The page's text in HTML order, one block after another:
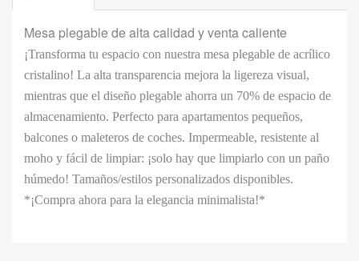
Mesa plegable de alta calidad y venta caliente
¡Transforma tu espacio con nuestra mesa plegable de acrílico
cristalino! La alta transparencia mejora la ligereza visual,
mientras que el diseño plegable ahorra un 70% de espacio de
almacenamiento. Perfecto para apartamentos pequeños,
balcones o maleteros de coches. Impermeable, resistente al
moho y fácil de limpiar: ¡solo hay que limpiarlo con un paño
húmedo! Tamaños/estilos personalizados disponibles.
*¡Compra ahora para la elegancia minimalista!*